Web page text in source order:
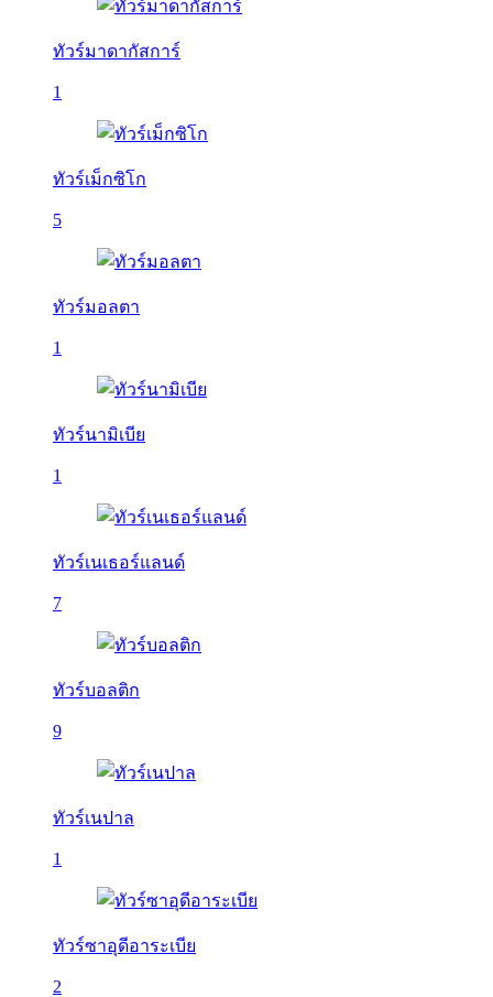
ทัวร์มาดากัสการ์
1
ทัวร์เม็กซิโก
5
ทัวร์มอลตา
1
ทัวร์นามิเบีย
1
ทัวร์เนเธอร์แลนด์
7
ทัวร์บอลติก
9
ทัวร์เนปาล
1
ทัวร์ซาอุดีอาระเบีย
2